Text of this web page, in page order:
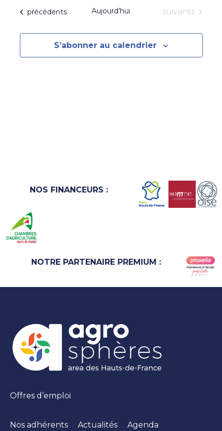
Évènements
précédents Aujourd’hui Évènements
suivants
S’abonner au calendrier
NOS FINANCEURS :
NOTRE PARTENAIRE PREMIUM :
Offres d’emploi
Nos adhérents Actualités Agenda